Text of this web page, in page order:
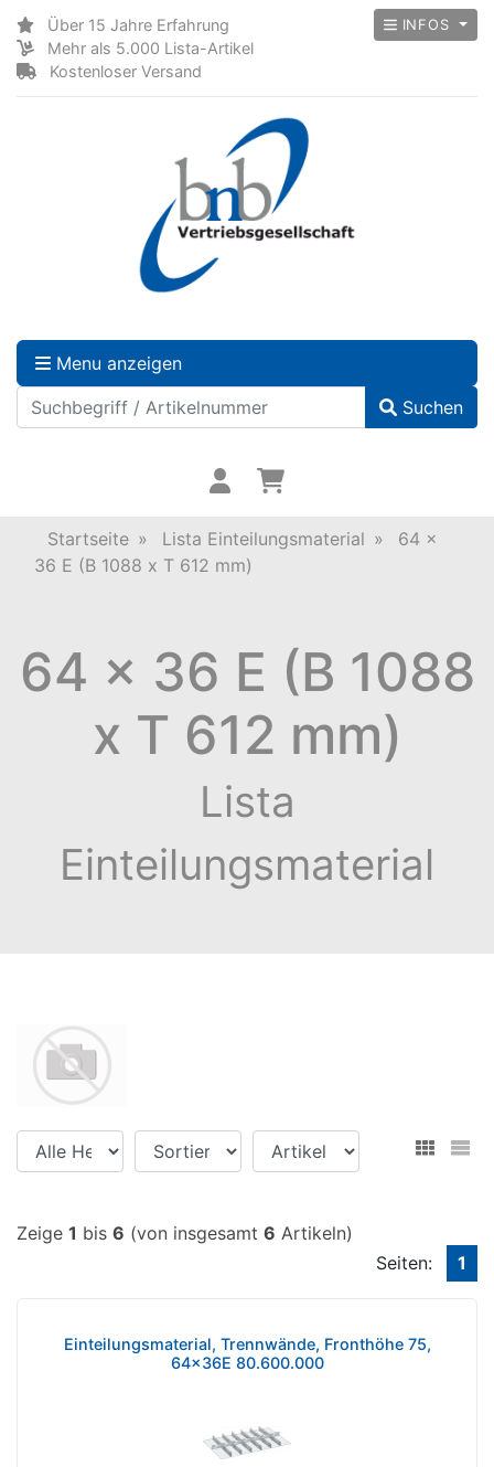
INFOS
Über 15 Jahre Erfahrung
Mehr als 5.000 Lista-Artikel
Kostenloser Versand
Menu anzeigen
Suchen
Startseite » Lista Einteilungsmaterial »
64 x
36 E (B 1088 x T 612 mm)
64 x 36 E (B 1088
x T 612 mm)
Lista
Einteilungsmaterial
Zeige 1 bis 6 (von insgesamt 6 Artikeln)
Seiten:
1
Einteilungsmaterial, Trennwände, Fronthöhe 75,
64x36E 80.600.000